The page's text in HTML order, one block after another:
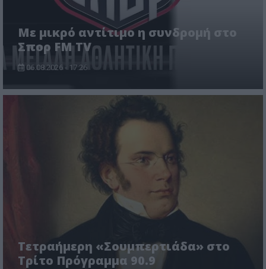
Με μικρό αντίτιμο η συνδρομή στο
Σπορ FM TV
06.08.2026 - 17:26
Τετραήμερη «Σουμπερτιάδα» στο
Τρίτο Πρόγραμμα 90.9